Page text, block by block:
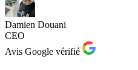
Damien Douani
CEO
Avis Google vérifié